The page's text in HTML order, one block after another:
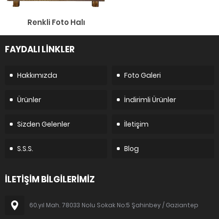
Renkli Foto Halı
FAYDALI LİNKLER
Hakkımızda Foto Galeri
Ürünler İndirimli Ürünler
Sizden Gelenler İletişim
S.S.S. Blog
İLETİŞİM BİLGİLERİMİZ
60.yıl Mah. 78033 Nolu Sokak No:5 Şahinbey / Gaziantep